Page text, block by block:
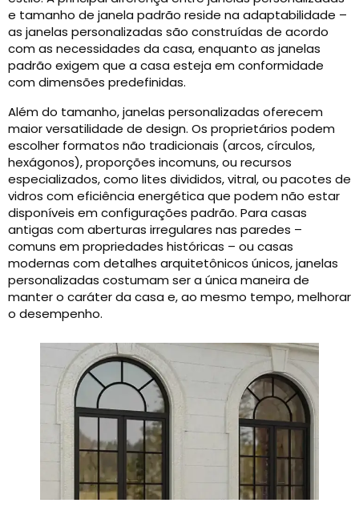
e tamanho de janela padrão reside na adaptabilidade –
as janelas personalizadas são construídas de acordo
com as necessidades da casa, enquanto as janelas
padrão exigem que a casa esteja em conformidade
com dimensões predefinidas.
Além do tamanho, janelas personalizadas oferecem
maior versatilidade de design. Os proprietários podem
escolher formatos não tradicionais (arcos, círculos,
hexágonos), proporções incomuns, ou recursos
especializados, como lites divididos, vitral, ou pacotes de
vidros com eficiência energética que podem não estar
disponíveis em configurações padrão. Para casas
antigas com aberturas irregulares nas paredes –
comuns em propriedades históricas – ou casas
modernas com detalhes arquitetônicos únicos, janelas
personalizadas costumam ser a única maneira de
manter o caráter da casa e, ao mesmo tempo, melhorar
o desempenho.